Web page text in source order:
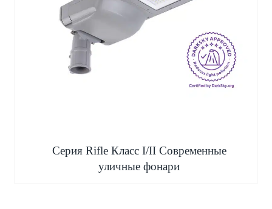
Серия Rifle Класс I/II Современные
уличные фонари